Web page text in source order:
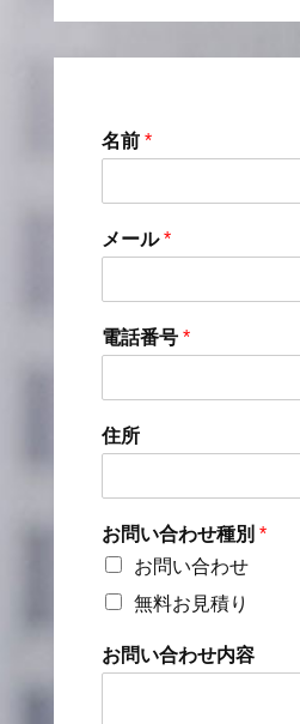
名前 *
メール*
電話番号 *
住所
お問い合わせ種別 *
お問い合わせ
無料お見積り
お問い合わせ内容